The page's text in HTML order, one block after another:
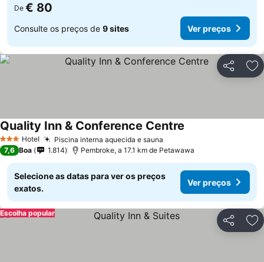
De € 80
Consulte os preços de 9 sites Ver preços
Partilhar
3 EstrelasHotel Piscina interna aquecida e sauna
Quality Inn & Conference Centre
7,6 Boa 1.814 Pembroke, a 17.1 km de Petawawa
Selecione as datas para ver os preços
exatos.
Ver preços
Partilhar
Escolha popular